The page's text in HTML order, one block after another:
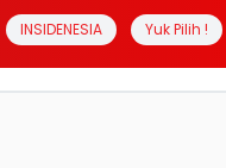
INSIDENESIA Yuk Pilih !